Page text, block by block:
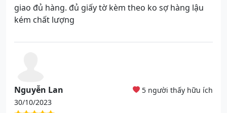
giao đủ hàng. đủ giấy tờ kèm theo ko sợ hàng lậu
kém chất lượng
Nguyễn Lan
30/10/2023
5 người thấy hữu ích